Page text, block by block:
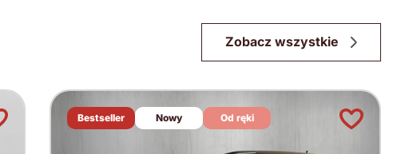
Zobacz wszystkie
Bestseller Nowy Od ręki